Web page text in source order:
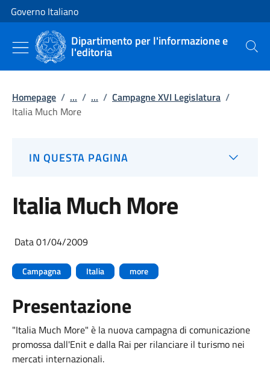
Vai al contenuto
Vai alla navigazione del sito
Governo Italiano
Dipartimento per l'informazione e
l'editoria Cerca
Homepage / ... / ... / Campagne XVI Legislatura /
Italia Much More
IN QUESTA PAGINA
Italia Much More
Data 01/04/2009
Campagna Italia more
Presentazione
"Italia Much More" è la nuova campagna di comunicazione
promossa dall'Enit e dalla Rai per rilanciare il turismo nei
mercati internazionali.